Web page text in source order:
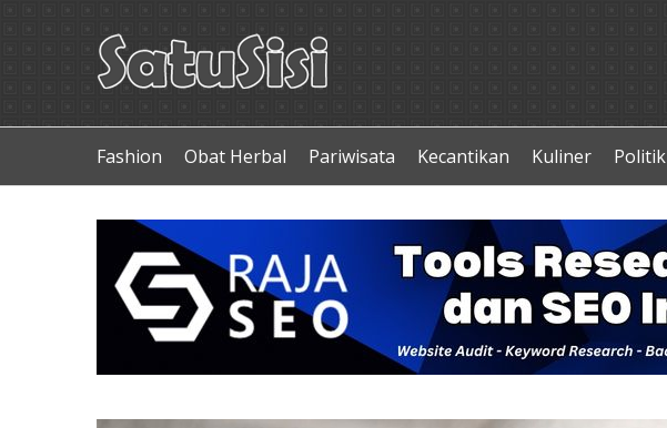
Fashion Obat Herbal Pariwisata Kecantikan Kuliner Politik